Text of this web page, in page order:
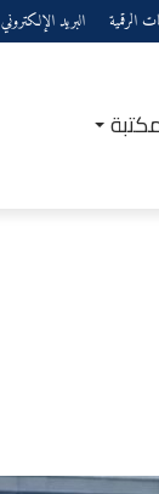
الرقمية البريد الإلكتروني